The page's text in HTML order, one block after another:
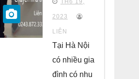
chung
cư Park
Kiara Hà
Đông
TH6 19,
2023
LIÊN
Tại Hà Nội
có nhiều gia
đình có nhu